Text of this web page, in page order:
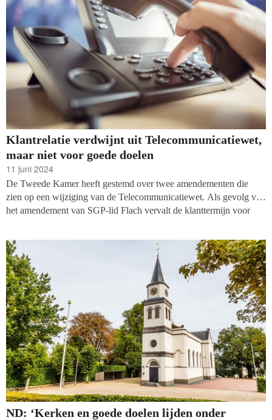
Klantrelatie verdwijnt uit Telecommunicatiewet,
maar niet voor goede doelen
11 juni 2024
De Tweede Kamer heeft gestemd over twee amendementen die
zien op een wijziging van de Telecommunicatiewet. Als gevolg van
het amendement van SGP-lid Flach vervalt de klanttermijn voor
uitzondering gemaakt: zij mogen op basis van de klantrelatie
donateurs, vrijwilligers en diegenen die een manifestatie hebben
bijgewoond blijven bellen. Ook voor loterijen en kranten is een
uitzondering gemaakt. Goede Doelen Nederland is blij met deze
beslissingen.
ND: ‘Kerken en goede doelen lijden onder